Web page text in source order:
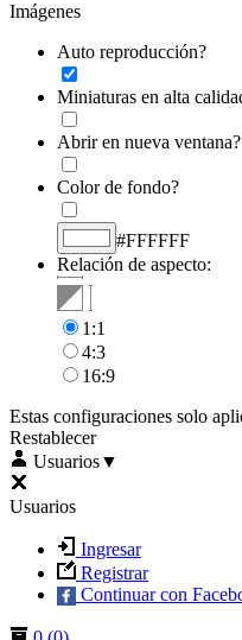
Imágenes
Auto reproducción?
Miniaturas en alta
Abrir en nueva ventana?
Color de fondo?
#FFFFFF
Relación de aspecto:
1:1
4:3
16:9
Estas configuraciones solo
Restablecer
Usuarios▼
Usuarios
Ingresar
Registrar
Continuar con